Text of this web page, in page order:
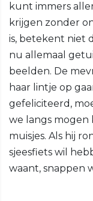
kunt immers
krijgen zonder
is, betekent niet
nu allemaal
beelden. De
haar lintje op
gefeliciteerd,
we langs mogen
muisjes. Als hij
sjeesfiets wil
waant, snappen